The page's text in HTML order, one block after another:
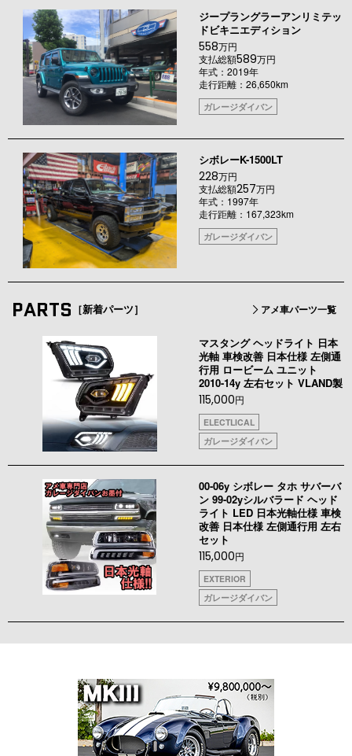
ジープラングラーアンリミテッ
ドビキニエディション
558万円
支払総額589万円
年式：2019年
走行距離：26,650km
ガレージダイバン
シボレーK-1500LT
228万円
支払総額257万円
年式：1997年
走行距離：167,323km
ガレージダイバン
PARTS ［新着パーツ］ アメ車パーツ一覧
マスタング ヘッドライト 日本
光軸 車検改善 日本仕様 左側通
行用 ロービーム ユニット
2010-14y 左右セット VLAND製
115,000円
ELECTLICAL
ガレージダイバン
00-06y シボレー タホ サバーバ
ン 99-02yシルバラード ヘッド
ライト LED 日本光軸仕様 車検
改善 日本仕様 左側通行用 左右
セット
115,000円
EXTERIOR
ガレージダイバン